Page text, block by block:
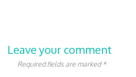
Leave your comment
Required fields are marked *